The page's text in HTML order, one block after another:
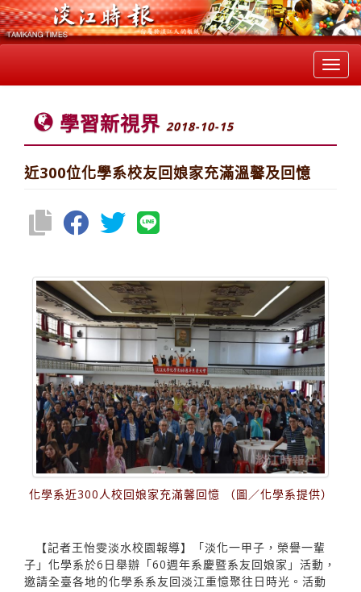
學習新視界 2018-10-15
近300位化學系校友回娘家充滿溫馨及回憶
化學系近300人校回娘家充滿馨回憶 （圖／化學系提供）
【記者王怡雯淡水校園報導】「淡化一甲子，榮譽一輩
子」化學系於6日舉辦「60週年系慶暨系友回娘家」活動，
邀請全臺各地的化學系系友回淡江重憶聚往日時光。活動